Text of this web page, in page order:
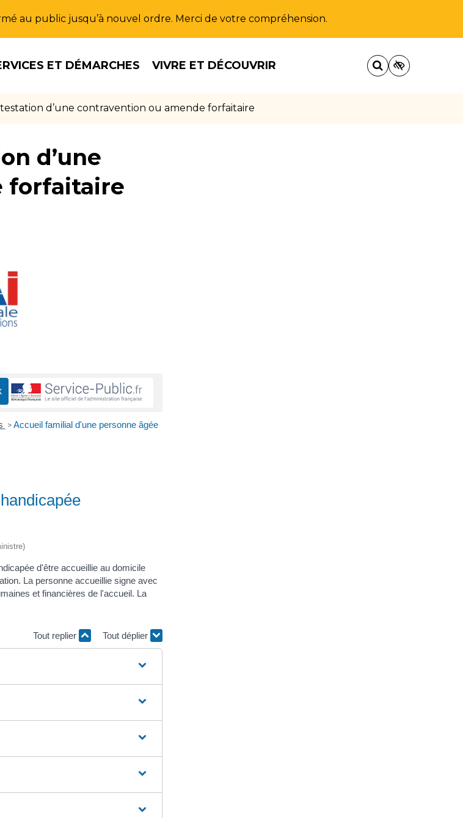
au public jusqu’à nouvel ordre. Merci de votre compréhension.
ET DÉMARCHES VIVRE ET DÉCOUVRIR
d’une contravention ou amende forfaitaire
d’une
forfaitaire
> Accueil familial d'une personne âgée
d'être accueillie au domicile
La personne accueillie signe avec
et financières de l'accueil. La
Tout replier Tout déplier